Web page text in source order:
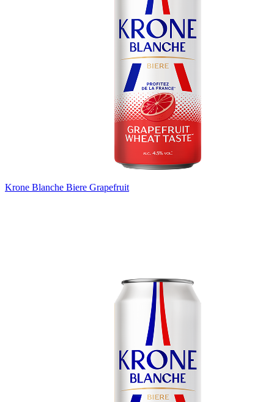
Krone Blanche Biere Grapefruit